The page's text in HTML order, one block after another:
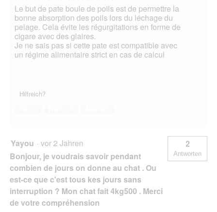
Le but de pate boule de poils est de permettre la
bonne absorption des poils lors du léchage du
pelage. Cela évite les régurgitations en forme de
cigare avec des glaires.
Je ne sais pas si cette pate est compatible avec
un régime alimentaire strict en cas de calcul
Hilfreich?
Yayou · vor 2 Jahren
Bonjour, je voudrais savoir pendant
combien de jours on donne au chat . Ou
est-ce que c'est tous kes jours sans
interruption ? Mon chat fait 4kg500 . Merci
de votre compréhension
2
Antworten